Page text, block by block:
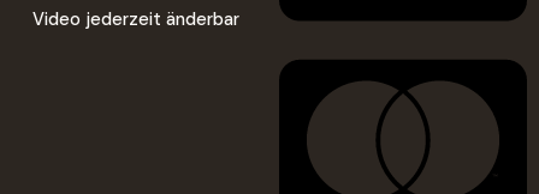
Video jederzeit änderbar